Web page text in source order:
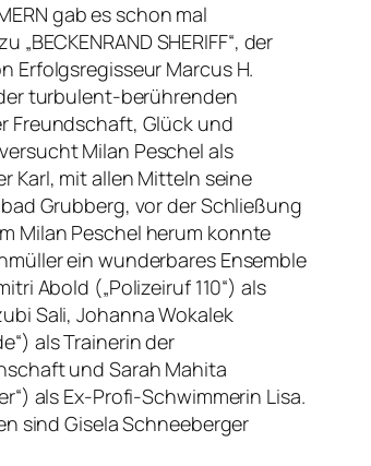
gab es schon mal
„BECKENRAND SHERIFF“, der
Erfolgsregisseur Marcus H.
turbulent-berührenden
Freundschaft, Glück und
Milan Peschel als
Karl, mit allen Mitteln seine
Grubberg, vor der Schließung
Milan Peschel herum konnte
ein wunderbares Ensemble
Abold („Polizeiruf 110“) als
Sali, Johanna Wokalek
als Trainerin der
und Sarah Mahita
als Ex-Profi-Schwimmerin Lisa.
sind Gisela Schneeberger